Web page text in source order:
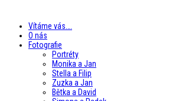
Vítáme vás….
O nás
Fotografie
Portréty
Monika a Jan
Stella a Filip
Zuzka a Jan
Bětka a David